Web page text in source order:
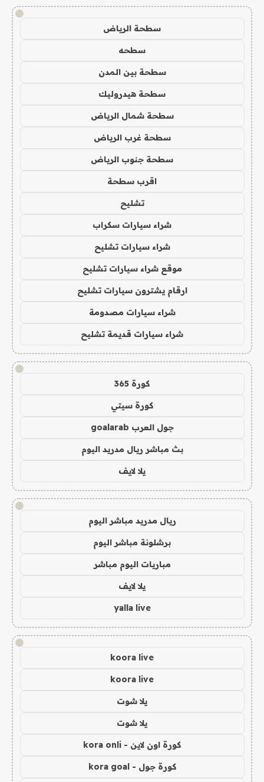
!
سطحة الرياض
سطحه
سطحة بين المدن
سطحة هيدروليك
سطحة شمال الرياض
سطحة غرب الرياض
سطحة جنوب الرياض
اقرب سطحة
تشليح
شراء سيارات سكراب
شراء سيارات تشليح
موقع شراء سيارات تشليح
ارقام يشترون سيارات تشليح
شراء سيارات مصدومة
شراء سيارات قديمة تشليح
!
كورة 365
كورة سيتي
جول العرب goalarab
بث مباشر ريال مدريد اليوم
يلا لايف
!
ريال مدريد مباشر اليوم
برشلونة مباشر اليوم
مباريات اليوم مباشر
يلا لايف
yalla live
!
koora live
koora live
يلا شوت
يلا شوت
كورة اون لاين - kora onli
كورة جول - kora goal